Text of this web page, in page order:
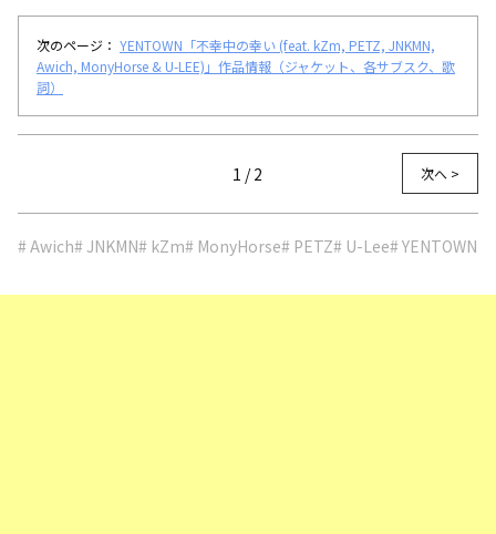
次のページ： YENTOWN「不幸中の幸い (feat. kZm, PETZ, JNKMN,
Awich, MonyHorse & U-LEE)」作品情報（ジャケット、各サブスク、歌
詞）
1 / 2 次へ >
# Awich# JNKMN# kZm# MonyHorse# PETZ# U-Lee# YENTOWN